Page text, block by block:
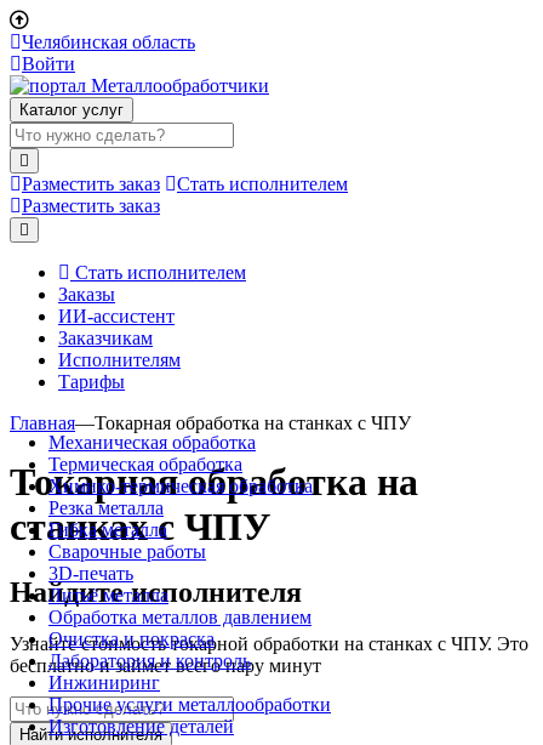
Челябинская область
Войти
Каталог услуг
Разместить заказ
Стать исполнителем
Разместить заказ
Стать исполнителем
Заказы
ИИ-ассистент
Заказчикам
Исполнителям
Тарифы
Механическая обработка
Термическая обработка
Химико-термическая обработка
Резка металла
Гибка металла
Сварочные работы
3D-печать
Литьё металла
Обработка металлов давлением
Очистка и покраска
Лаборатория и контроль
Инжиниринг
Прочие услуги металлообработки
Изготовление деталей
Главная—Токарная обработка на станках с ЧПУ
Токарная обработка на
станках с ЧПУ
Найдите исполнителя
Узнайте стоимость токарной обработки на станках с ЧПУ. Это
бесплатно и займет всего пару минут
Найти исполнителя